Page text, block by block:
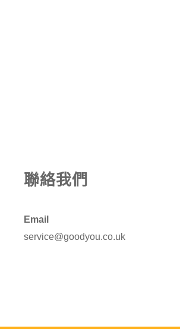
聯絡我們
Email
service@goodyou.co.uk